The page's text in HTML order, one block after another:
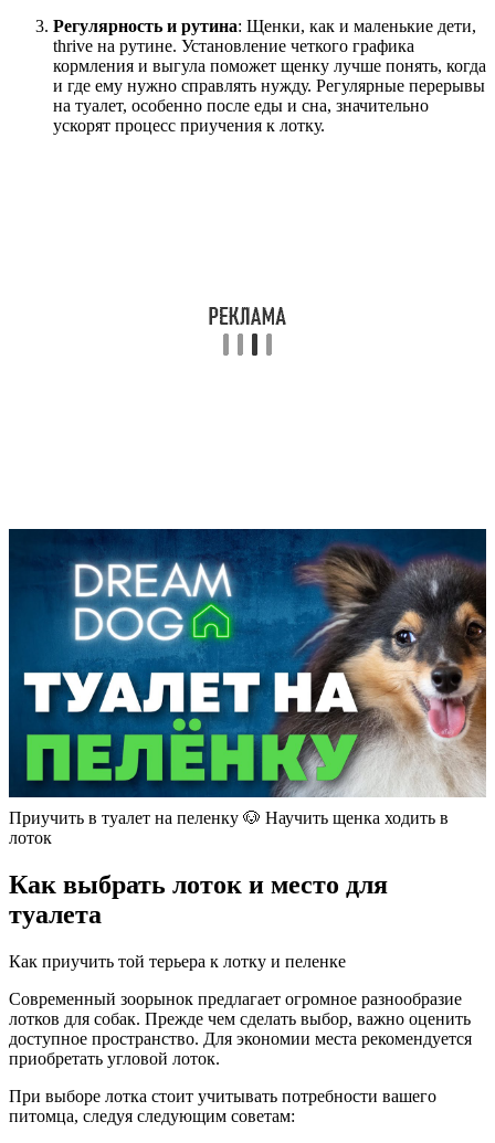
Регулярность и рутина: Щенки, как и маленькие дети,
thrive на рутине. Установление четкого графика
кормления и выгула поможет щенку лучше понять, когда
и где ему нужно справлять нужду. Регулярные перерывы
на туалет, особенно после еды и сна, значительно
ускорят процесс приучения к лотку.
Приучить в туалет на пеленку 🐶 Научить щенка ходить в
лоток
Как выбрать лоток и место для
туалета
Как приучить той терьера к лотку и пеленке
Современный зоорынок предлагает огромное разнообразие
лотков для собак. Прежде чем сделать выбор, важно оценить
доступное пространство. Для экономии места рекомендуется
приобретать угловой лоток.
При выборе лотка стоит учитывать потребности вашего
питомца, следуя следующим советам: